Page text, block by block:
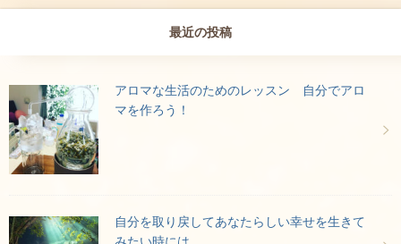
最近の投稿
アロマな生活のためのレッスン 自分でアロ
マを作ろう！
自分を取り戻してあなたらしい幸せを生きて
みたい時には…